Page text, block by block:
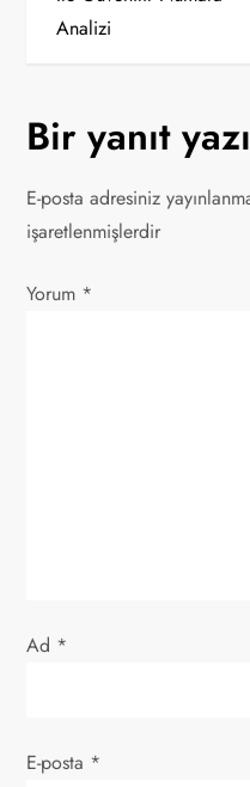
z
ı
g
e
z
Analizi
Bir yanıt
E-posta adresiniz
işaretlenmişlerdir
Yorum *
Ad *
E-posta *